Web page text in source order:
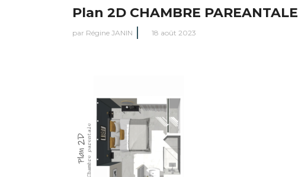
Plan 2D CHAMBRE PAREANTALE
par Régine JANIN 18 août 2023